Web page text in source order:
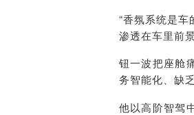
“香氛系统是车
渗透在车里前
钮一波把座舱
务智能化、缺
他以高阶智驾